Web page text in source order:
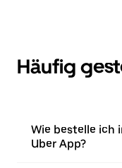
Häufig
Wie bestelle ich
Uber App?